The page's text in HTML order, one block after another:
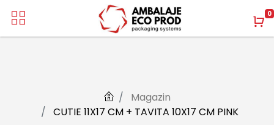
0
Magazin
CUTIE 11X17 CM + TAVITA 10X17 CM PINK